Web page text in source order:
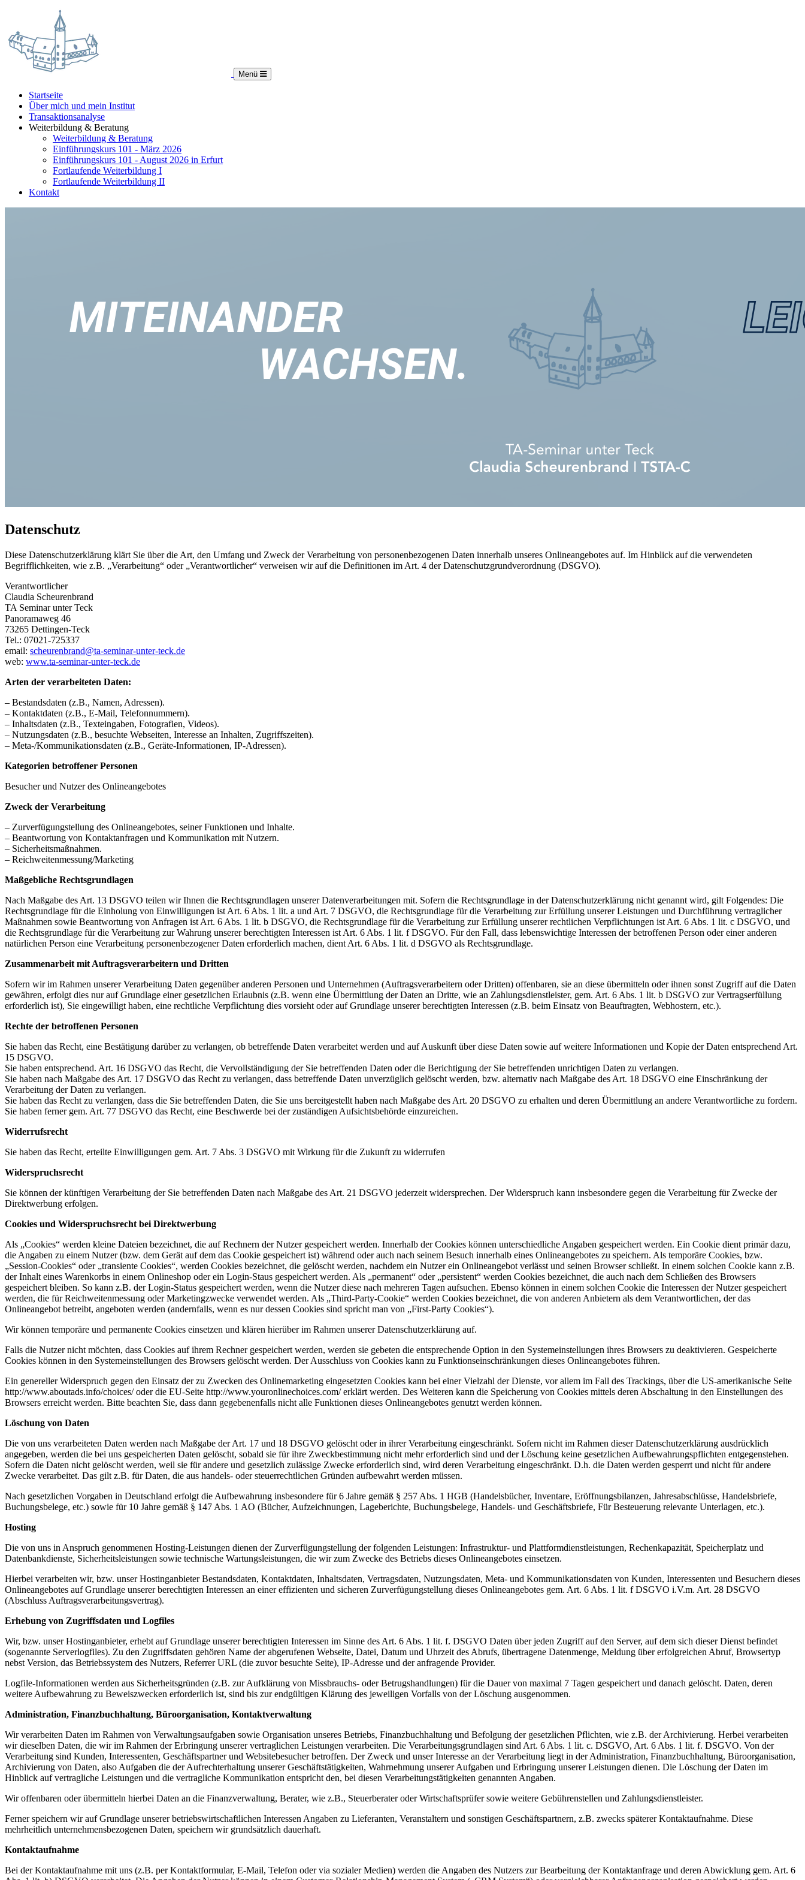
Menü
Startseite
Über mich und mein Institut
Transaktionsanalyse
Weiterbildung & Beratung
Weiterbildung & Beratung
Einführungskurs 101 - März 2026
Einführungskurs 101 - August 2026 in Erfurt
Fortlaufende Weiterbildung I
Fortlaufende Weiterbildung II
Kontakt
Datenschutz
Diese Datenschutzerklärung klärt Sie über die Art, den Umfang und Zweck der Verarbeitung von personenbezogenen Daten innerhalb unseres Onlineangebotes auf. Im Hinblick auf die verwendeten
Begrifflichkeiten, wie z.B. „Verarbeitung“ oder „Verantwortlicher“ verweisen wir auf die Definitionen im Art. 4 der Datenschutzgrundverordnung (DSGVO).
Verantwortlicher
Claudia Scheurenbrand
TA Seminar unter Teck
Panoramaweg 46
73265 Dettingen-Teck
Tel.: 07021-725337
email: scheurenbrand@ta-seminar-unter-teck.de
web: www.ta-seminar-unter-teck.de
Arten der verarbeiteten Daten:
– Bestandsdaten (z.B., Namen, Adressen).
– Kontaktdaten (z.B., E-Mail, Telefonnummern).
– Inhaltsdaten (z.B., Texteingaben, Fotografien, Videos).
– Nutzungsdaten (z.B., besuchte Webseiten, Interesse an Inhalten, Zugriffszeiten).
– Meta-/Kommunikationsdaten (z.B., Geräte-Informationen, IP-Adressen).
Kategorien betroffener Personen
Besucher und Nutzer des Onlineangebotes
Zweck der Verarbeitung
– Zurverfügungstellung des Onlineangebotes, seiner Funktionen und Inhalte.
– Beantwortung von Kontaktanfragen und Kommunikation mit Nutzern.
– Sicherheitsmaßnahmen.
– Reichweitenmessung/Marketing
Maßgebliche Rechtsgrundlagen
Nach Maßgabe des Art. 13 DSGVO teilen wir Ihnen die Rechtsgrundlagen unserer Datenverarbeitungen mit. Sofern die Rechtsgrundlage in der Datenschutzerklärung nicht genannt wird, gilt Folgendes: Die
Rechtsgrundlage für die Einholung von Einwilligungen ist Art. 6 Abs. 1 lit. a und Art. 7 DSGVO, die Rechtsgrundlage für die Verarbeitung zur Erfüllung unserer Leistungen und Durchführung vertraglicher
Maßnahmen sowie Beantwortung von Anfragen ist Art. 6 Abs. 1 lit. b DSGVO, die Rechtsgrundlage für die Verarbeitung zur Erfüllung unserer rechtlichen Verpflichtungen ist Art. 6 Abs. 1 lit. c DSGVO, und
die Rechtsgrundlage für die Verarbeitung zur Wahrung unserer berechtigten Interessen ist Art. 6 Abs. 1 lit. f DSGVO. Für den Fall, dass lebenswichtige Interessen der betroffenen Person oder einer anderen
natürlichen Person eine Verarbeitung personenbezogener Daten erforderlich machen, dient Art. 6 Abs. 1 lit. d DSGVO als Rechtsgrundlage.
Zusammenarbeit mit Auftragsverarbeitern und Dritten
Sofern wir im Rahmen unserer Verarbeitung Daten gegenüber anderen Personen und Unternehmen (Auftragsverarbeitern oder Dritten) offenbaren, sie an diese übermitteln oder ihnen sonst Zugriff auf die Daten
gewähren, erfolgt dies nur auf Grundlage einer gesetzlichen Erlaubnis (z.B. wenn eine Übermittlung der Daten an Dritte, wie an Zahlungsdienstleister, gem. Art. 6 Abs. 1 lit. b DSGVO zur Vertragserfüllung
erforderlich ist), Sie eingewilligt haben, eine rechtliche Verpflichtung dies vorsieht oder auf Grundlage unserer berechtigten Interessen (z.B. beim Einsatz von Beauftragten, Webhostern, etc.).
Rechte der betroffenen Personen
Sie haben das Recht, eine Bestätigung darüber zu verlangen, ob betreffende Daten verarbeitet werden und auf Auskunft über diese Daten sowie auf weitere Informationen und Kopie der Daten entsprechend Art.
15 DSGVO.
Sie haben entsprechend. Art. 16 DSGVO das Recht, die Vervollständigung der Sie betreffenden Daten oder die Berichtigung der Sie betreffenden unrichtigen Daten zu verlangen.
Sie haben nach Maßgabe des Art. 17 DSGVO das Recht zu verlangen, dass betreffende Daten unverzüglich gelöscht werden, bzw. alternativ nach Maßgabe des Art. 18 DSGVO eine Einschränkung der
Verarbeitung der Daten zu verlangen.
Sie haben das Recht zu verlangen, dass die Sie betreffenden Daten, die Sie uns bereitgestellt haben nach Maßgabe des Art. 20 DSGVO zu erhalten und deren Übermittlung an andere Verantwortliche zu fordern.
Sie haben ferner gem. Art. 77 DSGVO das Recht, eine Beschwerde bei der zuständigen Aufsichtsbehörde einzureichen.
Widerrufsrecht
Sie haben das Recht, erteilte Einwilligungen gem. Art. 7 Abs. 3 DSGVO mit Wirkung für die Zukunft zu widerrufen
Widerspruchsrecht
Sie können der künftigen Verarbeitung der Sie betreffenden Daten nach Maßgabe des Art. 21 DSGVO jederzeit widersprechen. Der Widerspruch kann insbesondere gegen die Verarbeitung für Zwecke der
Direktwerbung erfolgen.
Cookies und Widerspruchsrecht bei Direktwerbung
Als „Cookies“ werden kleine Dateien bezeichnet, die auf Rechnern der Nutzer gespeichert werden. Innerhalb der Cookies können unterschiedliche Angaben gespeichert werden. Ein Cookie dient primär dazu,
die Angaben zu einem Nutzer (bzw. dem Gerät auf dem das Cookie gespeichert ist) während oder auch nach seinem Besuch innerhalb eines Onlineangebotes zu speichern. Als temporäre Cookies, bzw.
„Session-Cookies“ oder „transiente Cookies“, werden Cookies bezeichnet, die gelöscht werden, nachdem ein Nutzer ein Onlineangebot verlässt und seinen Browser schließt. In einem solchen Cookie kann z.B.
der Inhalt eines Warenkorbs in einem Onlineshop oder ein Login-Staus gespeichert werden. Als „permanent“ oder „persistent“ werden Cookies bezeichnet, die auch nach dem Schließen des Browsers
gespeichert bleiben. So kann z.B. der Login-Status gespeichert werden, wenn die Nutzer diese nach mehreren Tagen aufsuchen. Ebenso können in einem solchen Cookie die Interessen der Nutzer gespeichert
werden, die für Reichweitenmessung oder Marketingzwecke verwendet werden. Als „Third-Party-Cookie“ werden Cookies bezeichnet, die von anderen Anbietern als dem Verantwortlichen, der das
Onlineangebot betreibt, angeboten werden (andernfalls, wenn es nur dessen Cookies sind spricht man von „First-Party Cookies“).
Wir können temporäre und permanente Cookies einsetzen und klären hierüber im Rahmen unserer Datenschutzerklärung auf.
Falls die Nutzer nicht möchten, dass Cookies auf ihrem Rechner gespeichert werden, werden sie gebeten die entsprechende Option in den Systemeinstellungen ihres Browsers zu deaktivieren. Gespeicherte
Cookies können in den Systemeinstellungen des Browsers gelöscht werden. Der Ausschluss von Cookies kann zu Funktionseinschränkungen dieses Onlineangebotes führen.
Ein genereller Widerspruch gegen den Einsatz der zu Zwecken des Onlinemarketing eingesetzten Cookies kann bei einer Vielzahl der Dienste, vor allem im Fall des Trackings, über die US-amerikanische Seite
http://www.aboutads.info/choices/ oder die EU-Seite http://www.youronlinechoices.com/ erklärt werden. Des Weiteren kann die Speicherung von Cookies mittels deren Abschaltung in den Einstellungen des
Browsers erreicht werden. Bitte beachten Sie, dass dann gegebenenfalls nicht alle Funktionen dieses Onlineangebotes genutzt werden können.
Löschung von Daten
Die von uns verarbeiteten Daten werden nach Maßgabe der Art. 17 und 18 DSGVO gelöscht oder in ihrer Verarbeitung eingeschränkt. Sofern nicht im Rahmen dieser Datenschutzerklärung ausdrücklich
angegeben, werden die bei uns gespeicherten Daten gelöscht, sobald sie für ihre Zweckbestimmung nicht mehr erforderlich sind und der Löschung keine gesetzlichen Aufbewahrungspflichten entgegenstehen.
Sofern die Daten nicht gelöscht werden, weil sie für andere und gesetzlich zulässige Zwecke erforderlich sind, wird deren Verarbeitung eingeschränkt. D.h. die Daten werden gesperrt und nicht für andere
Zwecke verarbeitet. Das gilt z.B. für Daten, die aus handels- oder steuerrechtlichen Gründen aufbewahrt werden müssen.
Nach gesetzlichen Vorgaben in Deutschland erfolgt die Aufbewahrung insbesondere für 6 Jahre gemäß § 257 Abs. 1 HGB (Handelsbücher, Inventare, Eröffnungsbilanzen, Jahresabschlüsse, Handelsbriefe,
Buchungsbelege, etc.) sowie für 10 Jahre gemäß § 147 Abs. 1 AO (Bücher, Aufzeichnungen, Lageberichte, Buchungsbelege, Handels- und Geschäftsbriefe, Für Besteuerung relevante Unterlagen, etc.).
Hosting
Die von uns in Anspruch genommenen Hosting-Leistungen dienen der Zurverfügungstellung der folgenden Leistungen: Infrastruktur- und Plattformdienstleistungen, Rechenkapazität, Speicherplatz und
Datenbankdienste, Sicherheitsleistungen sowie technische Wartungsleistungen, die wir zum Zwecke des Betriebs dieses Onlineangebotes einsetzen.
Hierbei verarbeiten wir, bzw. unser Hostinganbieter Bestandsdaten, Kontaktdaten, Inhaltsdaten, Vertragsdaten, Nutzungsdaten, Meta- und Kommunikationsdaten von Kunden, Interessenten und Besuchern dieses
Onlineangebotes auf Grundlage unserer berechtigten Interessen an einer effizienten und sicheren Zurverfügungstellung dieses Onlineangebotes gem. Art. 6 Abs. 1 lit. f DSGVO i.V.m. Art. 28 DSGVO
(Abschluss Auftragsverarbeitungsvertrag).
Erhebung von Zugriffsdaten und Logfiles
Wir, bzw. unser Hostinganbieter, erhebt auf Grundlage unserer berechtigten Interessen im Sinne des Art. 6 Abs. 1 lit. f. DSGVO Daten über jeden Zugriff auf den Server, auf dem sich dieser Dienst befindet
(sogenannte Serverlogfiles). Zu den Zugriffsdaten gehören Name der abgerufenen Webseite, Datei, Datum und Uhrzeit des Abrufs, übertragene Datenmenge, Meldung über erfolgreichen Abruf, Browsertyp
nebst Version, das Betriebssystem des Nutzers, Referrer URL (die zuvor besuchte Seite), IP-Adresse und der anfragende Provider.
Logfile-Informationen werden aus Sicherheitsgründen (z.B. zur Aufklärung von Missbrauchs- oder Betrugshandlungen) für die Dauer von maximal 7 Tagen gespeichert und danach gelöscht. Daten, deren
weitere Aufbewahrung zu Beweiszwecken erforderlich ist, sind bis zur endgültigen Klärung des jeweiligen Vorfalls von der Löschung ausgenommen.
Administration, Finanzbuchhaltung, Büroorganisation, Kontaktverwaltung
Wir verarbeiten Daten im Rahmen von Verwaltungsaufgaben sowie Organisation unseres Betriebs, Finanzbuchhaltung und Befolgung der gesetzlichen Pflichten, wie z.B. der Archivierung. Herbei verarbeiten
wir dieselben Daten, die wir im Rahmen der Erbringung unserer vertraglichen Leistungen verarbeiten. Die Verarbeitungsgrundlagen sind Art. 6 Abs. 1 lit. c. DSGVO, Art. 6 Abs. 1 lit. f. DSGVO. Von der
Verarbeitung sind Kunden, Interessenten, Geschäftspartner und Websitebesucher betroffen. Der Zweck und unser Interesse an der Verarbeitung liegt in der Administration, Finanzbuchhaltung, Büroorganisation,
Archivierung von Daten, also Aufgaben die der Aufrechterhaltung unserer Geschäftstätigkeiten, Wahrnehmung unserer Aufgaben und Erbringung unserer Leistungen dienen. Die Löschung der Daten im
Hinblick auf vertragliche Leistungen und die vertragliche Kommunikation entspricht den, bei diesen Verarbeitungstätigkeiten genannten Angaben.
Wir offenbaren oder übermitteln hierbei Daten an die Finanzverwaltung, Berater, wie z.B., Steuerberater oder Wirtschaftsprüfer sowie weitere Gebührenstellen und Zahlungsdienstleister.
Ferner speichern wir auf Grundlage unserer betriebswirtschaftlichen Interessen Angaben zu Lieferanten, Veranstaltern und sonstigen Geschäftspartnern, z.B. zwecks späterer Kontaktaufnahme. Diese
mehrheitlich unternehmensbezogenen Daten, speichern wir grundsätzlich dauerhaft.
Kontaktaufnahme
Bei der Kontaktaufnahme mit uns (z.B. per Kontaktformular, E-Mail, Telefon oder via sozialer Medien) werden die Angaben des Nutzers zur Bearbeitung der Kontaktanfrage und deren Abwicklung gem. Art. 6